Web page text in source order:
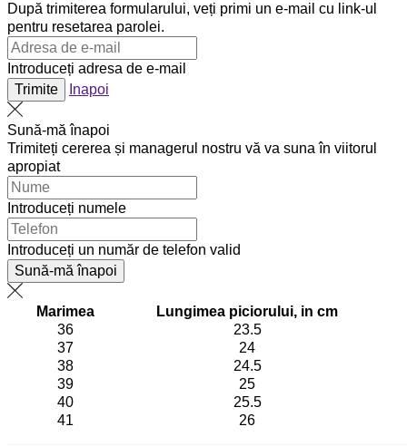
După trimiterea formularului, veți primi un e-mail cu link-ul
pentru resetarea parolei.
Introduceți adresa de e-mail
Trimite
Inapoi
Sună-mă înapoi
Trimiteți cererea și managerul nostru vă va suna în viitorul
apropiat
Introduceți numele
Introduceți un număr de telefon valid
Sună-mă înapoi
Marimea
Lungimea piciorului, in cm
36
23.5
37
24
38
24.5
39
25
40
25.5
41
26